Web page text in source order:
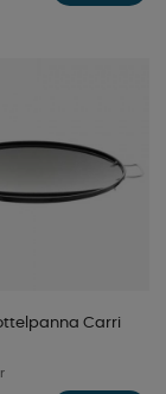
Carri